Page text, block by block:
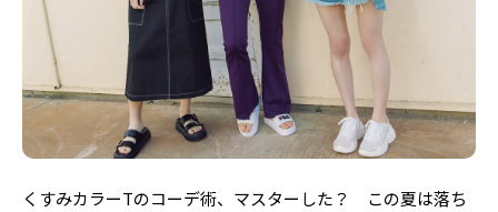
くすみカラーTのコーデ術、マスターした？ この夏は落ち